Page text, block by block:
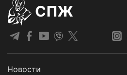
СПЖ
Новости